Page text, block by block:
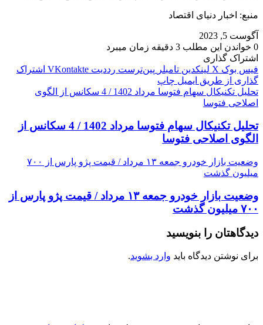
منبع: اخبار دنیای اقتصاد
آگوست 5, 2023
0 خواندن این مطلب 3 دقیقه زمان میبرد
اشتراک گذاری
فیس بوک X لینکدین ‫تامبلر ‫پین‌ترست ‫رددیت ‫VKontakte اشتراک
گذاری از طریق ایمیل چاپ
تحلیل تکنیکال سهام فتوسا مرداد 1402 / 4 سکانس از الگوی
اصلاحی فتوسا
تحلیل تکنیکال سهام فتوسا مرداد 1402 / 4 سکانس از
الگوی اصلاحی فتوسا
وضعیت بازار خودرو جمعه ۱۳ مرداد / قیمت پژو پارس از ۷۰۰
میلیون گذشت
وضعیت بازار خودرو جمعه ۱۳ مرداد / قیمت پژو پارس از
۷۰۰ میلیون گذشت
دیدگاهتان را بنویسید
برای نوشتن دیدگاه باید وارد بشوید.